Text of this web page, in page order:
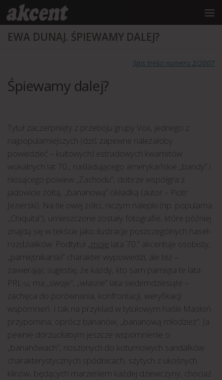
treści
Przejdź do treści
EWA DUNAJ. ŚPIEWAMY DALEJ?
Spis treści numeru 2/2007
Śpiewamy dalej?
Tytuł zaczerpnięty z przeboju grupy Vox, jednego z
najpopularniejszych (dziś zapewne należałoby
powiedzieć – kultowych) estradowych kwartetów
wokalnych lat 70., naśladującego amerykańskie „bandy” i
niosącego powiew „Zachodu”, dobrze współgra z
jadowicie żółtą, „bananową” okładką (autor – Piotr
Jezierski). Na tle owej żółci, niczym nalepki (np. popularna
„Chiquita”), umieszczone zostały fotografie, które później
znajdą się w tekście jako ilustracje poszczególnych haseł-
rozdzialików. Podtytuł „moje lata 70.” akcentuje osobisty,
„pamiętnikarski” charakter wypowiedzi, ale też –
zawierając sugestię, że każdy, kto sam pamięta te lata
PRL-u, ma „swoje”, „własne” lata siedemdziesiąte –
zachęca do porównania, konfrontacji, weryfikacji
wspomnień. I tak na przykład w tytułowym haśle Masłoń
przypomina, oprócz bananów, „bananową młodzież”. Ja
pewnie dorzuciłabym jeszcze wspomnienie o
„bananówach”, noszonych do koturnowych sandałków
charakterystycznych spódnicach, szytych z ukośnych
klinów, będących marzeniem każdej dziewczyny, chociaż